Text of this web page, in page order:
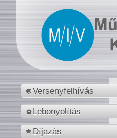
Versenyfelhívás
Lebonyolítás
Díjazás